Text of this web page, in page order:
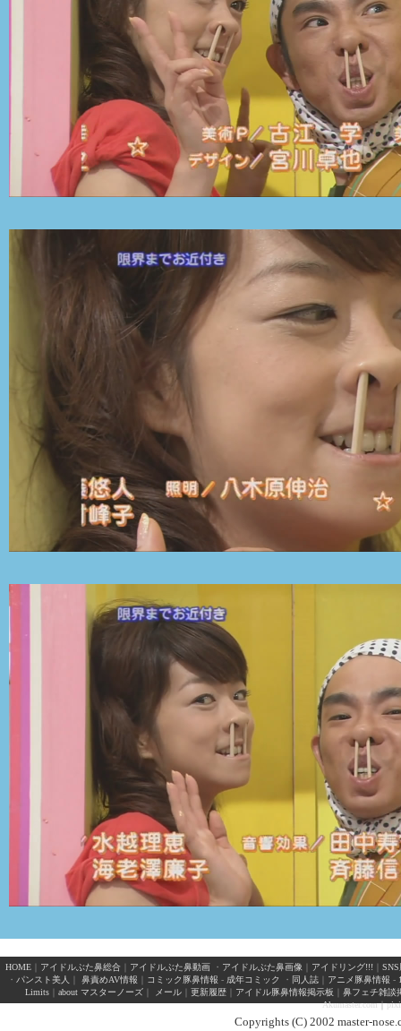
HOME｜ アイドルぶた鼻総合 アイドルぶた鼻動画・ アイドルぶた鼻画像 アイドリング!!!｜
・ パンスト美人 鼻責めAV情報 コミック豚鼻情報 - 成年コミック ・ 同人誌｜ アニメ豚鼻情報 -
Limits
about マスターノーズ メール 更新履歴 アイドル豚鼻情報掲示板
鼻フェチ雑談
Akumaster.com｜
Copyrights (C) 2002 master-